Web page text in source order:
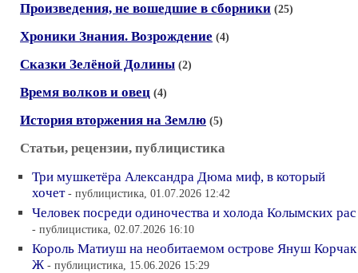
Произведения, не вошедшие в сборники (25)
Хроники Знания. Возрождение (4)
Сказки Зелёной Долины (2)
Время волков и овец (4)
История вторжения на Землю (5)
Статьи, рецензии, публицистика
Три мушкетёра Александра Дюма миф, в который
хочет - публицистика, 01.07.2026 12:42
Человек посреди одиночества и холода Колымских рас
- публицистика, 02.07.2026 16:10
Король Матиуш на необитаемом острове Януш Корчак
Ж - публицистика, 15.06.2026 15:29